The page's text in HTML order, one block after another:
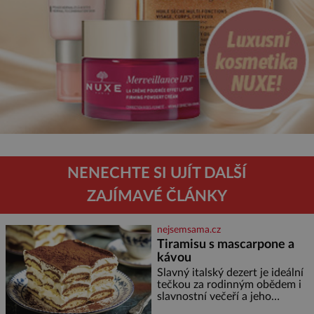
NENECHTE SI UJÍT DALŠÍ
ZAJÍMAVÉ ČLÁNKY
nejsemsama.cz
Tiramisu s mascarpone a
kávou
Slavný italský dezert je ideální
tečkou za rodinným obědem i
slavnostní večeří a jeho